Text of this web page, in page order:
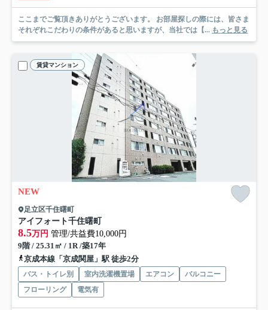
ここまでご覧頂きありがとうございます。 お部屋探しの際には、皆さま
それぞれこだわりの条件があると思いますが、当社では【... もっと見る
賃貸マンション
NEW
足立区千住曙町
アイフォート千住曙町
8.5万円 管理/共益費10,000円
9階 / 25.31㎡ / 1R /築17年
京成本線「京成関屋」駅 徒歩2分
バス・トイレ別 室内洗濯機置場 エアコン
バルコニー
フローリング
電気有